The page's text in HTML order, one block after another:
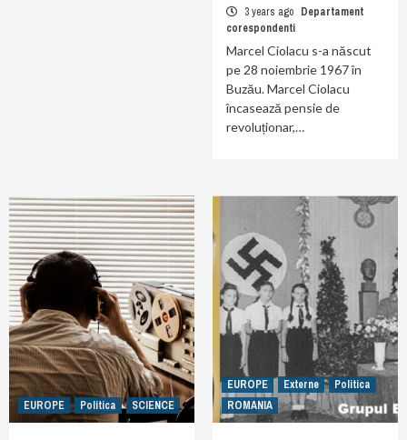
3 years ago Departament
corespondenti
Marcel Ciolacu s-a născut
pe 28 noiembrie 1967 în
Buzău. Marcel Ciolacu
încasează pensie de
revoluționar,…
EUROPE Politica SCIENCE
EUROPE Externe
Politica
ROMANIA